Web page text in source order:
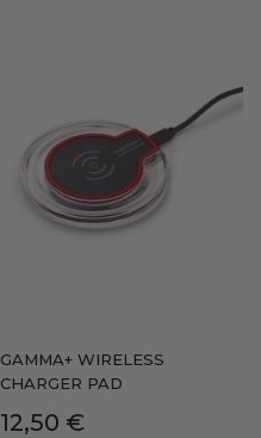
GAMMA+ WIRELESS
CHARGER PAD
Precio
12,50 €